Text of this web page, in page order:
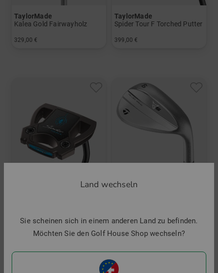
TaylorMade
Kalea Gold Fairwayholz
329,00 €
TaylorMade
Spider Tour F Torched Putter
399,00 €
Spider Tour X Torched Putter
Milled Grind 5 Wedge
Land wechseln
Sie scheinen sich in einem anderen Land zu befinden.
Möchten Sie den Golf House Shop wechseln?